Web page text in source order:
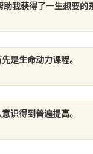
我获得了一生想要的
是生命动力课程。
识得到普遍提高。